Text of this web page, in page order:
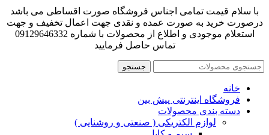
با سلام قیمت تمامی اجناس فروشگاه صورت اقساطی می باشد
درصورت خرید به صورت عمده و نقدی جهت اعمال تخفیف و جهت
استعلام موجودی و اطلاع از محصولات با شماره 09129646332
تماس حاصل فرمایید
جستجو
خانه
فروشگاه اینترنتی پیش بین
دسته بندی محصولات
لوازم الکتریکی ( صنعتی و روشنایی )